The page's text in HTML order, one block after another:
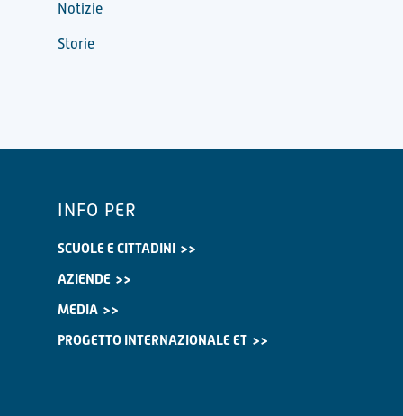
Notizie
Storie
INFO PER
SCUOLE E CITTADINI
AZIENDE
MEDIA
PROGETTO INTERNAZIONALE ET